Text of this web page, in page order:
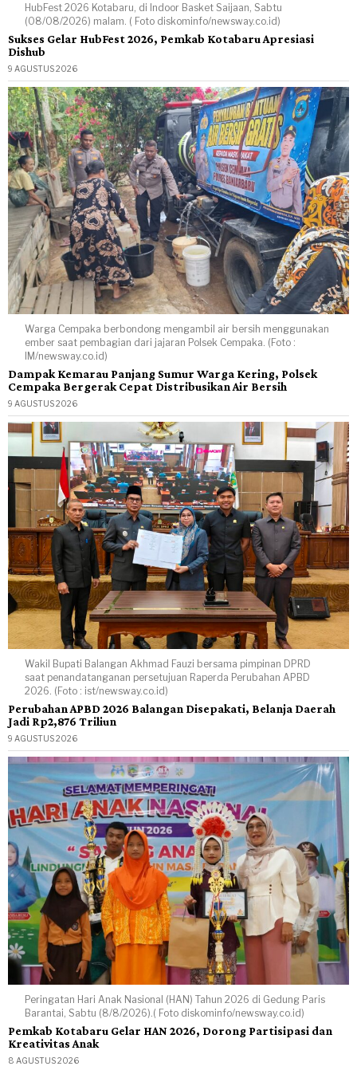
HubFest 2026 Kotabaru, di Indoor Basket Saijaan, Sabtu
(08/08/2026) malam. ( Foto diskominfo/newsway.co.id)
Sukses Gelar HubFest 2026, Pemkab Kotabaru Apresiasi
Dishub
9 AGUSTUS 2026
Warga Cempaka berbondong mengambil air bersih menggunakan
ember saat pembagian dari jajaran Polsek Cempaka. (Foto :
IM/newsway.co.id)
Dampak Kemarau Panjang Sumur Warga Kering, Polsek
Cempaka Bergerak Cepat Distribusikan Air Bersih
9 AGUSTUS 2026
Wakil Bupati Balangan Akhmad Fauzi bersama pimpinan DPRD
saat penandatanganan persetujuan Raperda Perubahan APBD
2026. (Foto : ist/newsway.co.id)
Perubahan APBD 2026 Balangan Disepakati, Belanja Daerah
Jadi Rp2,876 Triliun
9 AGUSTUS 2026
Peringatan Hari Anak Nasional (HAN) Tahun 2026 di Gedung Paris
Barantai, Sabtu (8/8/2026).( Foto diskominfo/newsway.co.id)
Pemkab Kotabaru Gelar HAN 2026, Dorong Partisipasi dan
Kreativitas Anak
8 AGUSTUS 2026